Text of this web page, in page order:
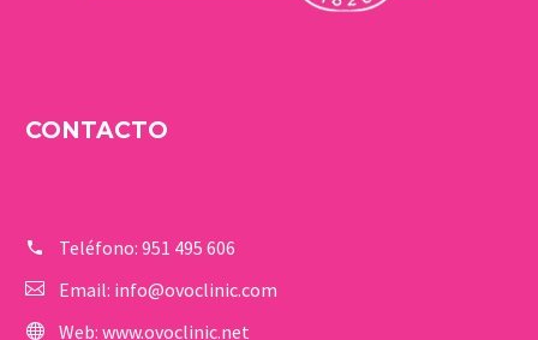
CONTACTO
Teléfono: 951 495 606
Email: info@ovoclinic.com
Web: www.ovoclinic.net